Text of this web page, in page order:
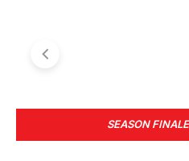
SEASON FINALE